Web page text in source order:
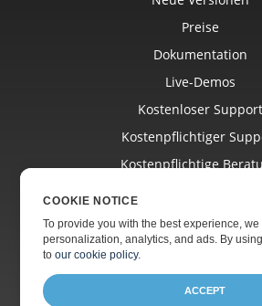
Preise
Dokumentation
Live-Demos
Kostenloser Support
Kostenpflichtiger
Kostenpflichtige
Websites
Über Uns
COOKIE NOTICE
To provide you with the best experience,
personalization, analytics, and ads. By
toour cookie policy.
ACCEPT